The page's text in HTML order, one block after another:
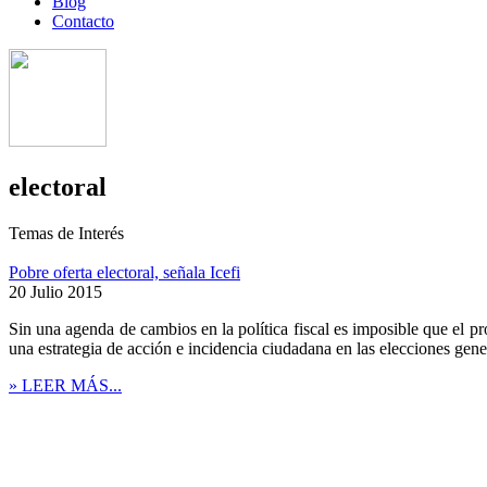
Contacto
electoral
Temas de Interés
Pobre oferta electoral, señala Icefi
20 Julio 2015
Sin una agenda de cambios en la política fiscal es imposible que el
una estrategia de acción e incidencia ciudadana en las elecciones
» LEER MÁS...